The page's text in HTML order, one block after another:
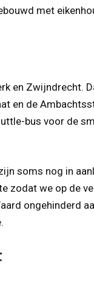
met
en Zwijndrecht.
en de
bus voor de
soms nog in
zodat we op de
ongehinderd